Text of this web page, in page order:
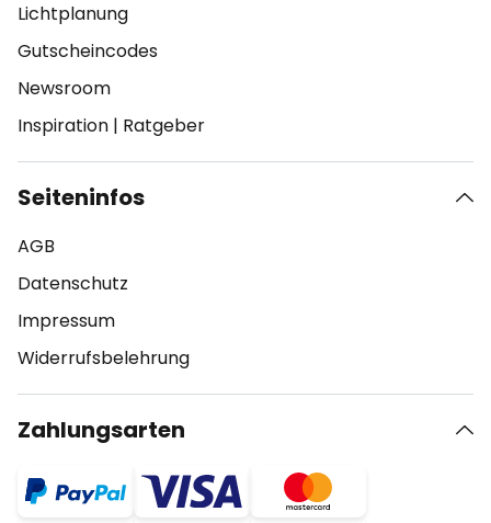
Lichtplanung
Gutscheincodes
Newsroom
Inspiration | Ratgeber
Seiteninfos
AGB
Datenschutz
Impressum
Widerrufsbelehrung
Zahlungsarten